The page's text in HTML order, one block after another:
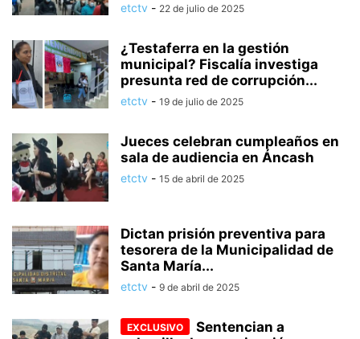
etctv - 22 de julio de 2025
¿Testaferra en la gestión
municipal? Fiscalía investiga
presunta red de corrupción...
etctv - 19 de julio de 2025
Jueces celebran cumpleaños en
sala de audiencia en Áncash
etctv - 15 de abril de 2025
Dictan prisión preventiva para
tesorera de la Municipalidad de
Santa María...
etctv - 9 de abril de 2025
Sentencian a